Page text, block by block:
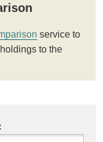
service to
to the